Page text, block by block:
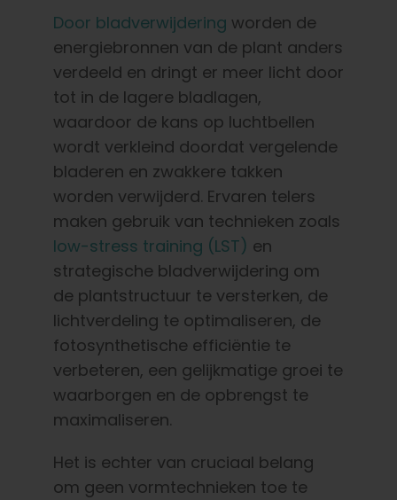
Door bladverwijdering worden de
energiebronnen van de plant anders
verdeeld en dringt er meer licht door
tot in de lagere bladlagen,
waardoor de kans op luchtbellen
wordt verkleind doordat vergelende
bladeren en zwakkere takken
worden verwijderd. Ervaren telers
maken gebruik van technieken zoals
low-stress training (LST) en
strategische bladverwijdering om
de plantstructuur te versterken, de
lichtverdeling te optimaliseren, de
fotosynthetische efficiëntie te
verbeteren, een gelijkmatige groei te
waarborgen en de opbrengst te
maximaliseren.
Het is echter van cruciaal belang
om geen vormtechnieken toe te